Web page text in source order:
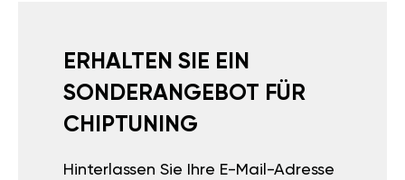
ERHALTEN SIE EIN
SONDERANGEBOT FÜR
CHIPTUNING
Hinterlassen Sie Ihre E-Mail-Adresse